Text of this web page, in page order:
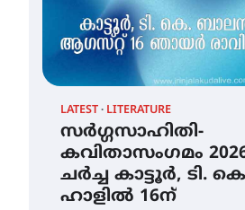
LATEST LITERATURE
സർഗ്ഗസാഹിതി-
കവിതാസംഗമം
ചർച്ച കാട്ടൂർ, ടി.
ഹാളിൽ 16ന്
പരിചയപ്പെടാം
തേലപ്പിളളി
തോമാസ് (69)
August 5, 2026